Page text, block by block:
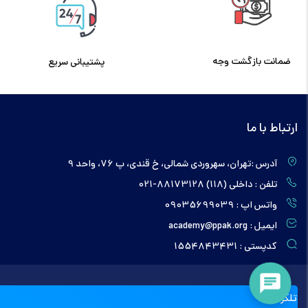
ضمانت بازگشت وجه پشتیبانی سریع
ارتباط با ما
آدرس :تهران، سهروردی شمالی، خ قندی، پ 76، واحد 9
تلفن : داخلی (118) 88173128-021
واتس اپ : 09035699039
ایمیل : academy@ppak.org
کدپستی : 1554843431
تلگرام ما